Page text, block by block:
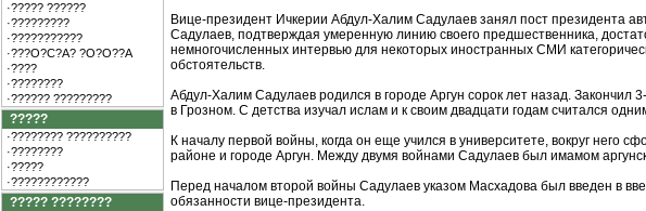
·????? ??????
·?????????
·???????????
·???O?C?A? ?O?O??A
·????
·????????
·?????? ?????????
?????
·???????? ??????????
·????????
·?????
·????????????
????? ????????
Вице-президент Ичкерии Абдул-Халим Садулаев занял пост президента
Садулаев, подтверждая умеренную линию своего предшественника,
немногочисленных интервью для некоторых иностранных СМИ
обстоятельств.
Абдул-Халим Садулаев родился в городе Аргун сорок лет назад. Закончил
в Грозном. С детства изучал ислам и к своим двадцати годам считался
К началу первой войны, когда он еще учился в университете, вокруг него
районе и городе Аргун. Между двумя войнами Садулаев был имамом
Перед началом второй войны Садулаев указом Масхадова был введен в
обязанности вице-президента.